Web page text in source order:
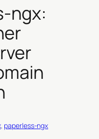
ngx:
, paperless-ngx